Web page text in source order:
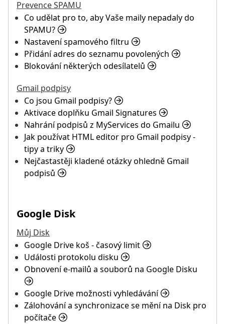
Prevence SPAMU
Co udělat pro to, aby Vaše maily nepadaly do
SPAMU?
Nastavení spamového filtru
Přidání adres do seznamu povolených
Blokování některých odesílatelů
Gmail podpisy
Co jsou Gmail podpisy?
Aktivace doplňku Gmail Signatures
Nahrání podpisů z MyServices do Gmailu
Jak používat HTML editor pro Gmail podpisy -
tipy a triky
Nejčastastěji kladené otázky ohledně Gmail
podpisů
Google Disk
Můj Disk
Google Drive koš - časový limit
Události protokolu disku
Obnovení e-mailů a souborů na Google Disku
Google Drive možnosti vyhledávání
Zálohování a synchronizace se mění na Disk pro
počítače